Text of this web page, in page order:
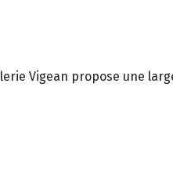
Vigean propose une